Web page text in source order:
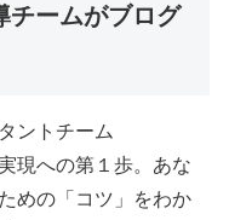
チームがブログ
ントチーム
現への第１歩。あな
めの「コツ」をわか